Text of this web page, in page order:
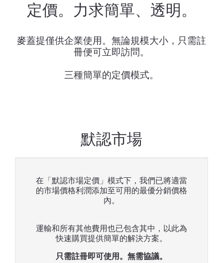
定價。力求簡單、透明。
麥蓋提僅供企業使用。無論規模大小，只需註
冊便可立即訪問。
三種簡單的定價模式。
默認市場
在「默認市場定價」模式下，我們已將適當
的市場價格利潤添加至可用的最優分銷價格
內。
運輸和所有其他費用也已包含其中，以此為
快速購買提供簡單的解決方案。
只需註冊即可使用。無需協議。